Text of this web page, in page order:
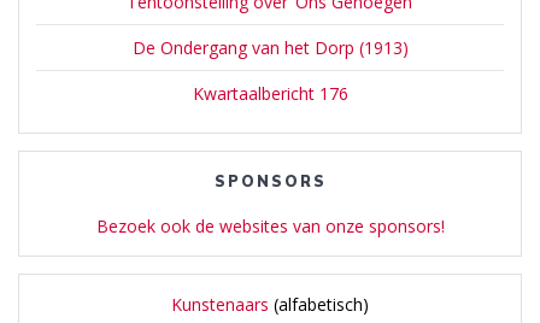
De Ondergang van het Dorp (1913)
Kwartaalbericht 176
SPONSORS
Bezoek ook de websites van onze sponsors!
Kunstenaars (alfabetisch)